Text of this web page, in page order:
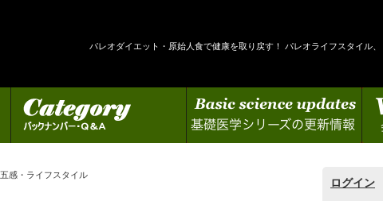
パレオダイエット・原始人食で健康を取り戻す！ パレオライフスタイル
カテゴリー 基礎医学シリーズの更新情報 会員
感・ライフスタイル
ログイン